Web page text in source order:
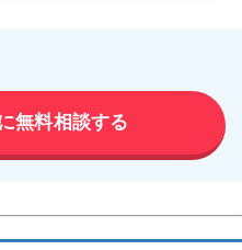
無料相談する